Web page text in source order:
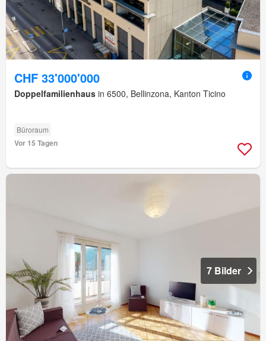
CHF 33'000'000
Doppelfamilienhaus in 6500, Bellinzona, Kanton Ticino
Büroraum
Vor 15 Tagen
7 Bilder